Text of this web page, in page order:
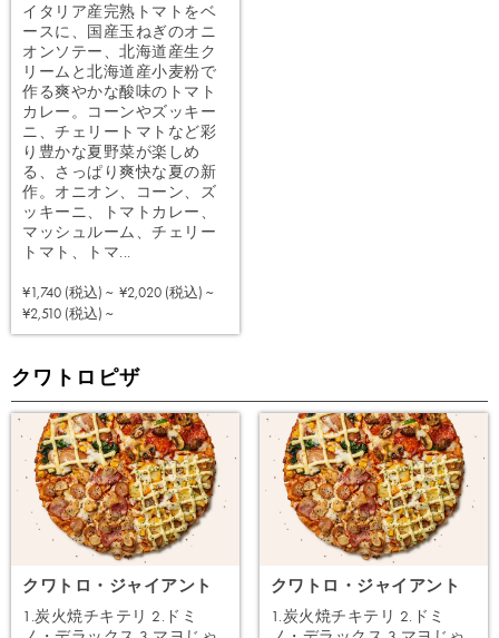
イタリア産完熟トマトをベ
ースに、国産玉ねぎのオニ
オンソテー、北海道産生ク
リームと北海道産小麦粉で
作る爽やかな酸味のトマト
カレー。コーンやズッキー
ニ、チェリートマトなど彩
り豊かな夏野菜が楽しめ
る、さっぱり爽快な夏の新
作。オニオン、コーン、ズ
ッキーニ、トマトカレー、
マッシュルーム、チェリー
トマト、トマ...
¥1,740 (税込) ~ ¥2,020 (税込) ~
¥2,510 (税込) ~
クワトロピザ
クワトロ・ジャイアント
1.炭火焼チキテリ 2.ドミ
クワトロ・ジャイアント
1.炭火焼チキテリ 2.ドミ